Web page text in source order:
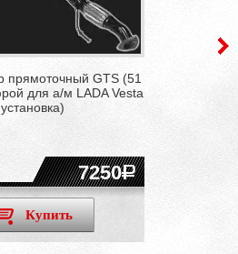
прямоточный GTS (51
для а/м LADA Vesta
7250
Купить